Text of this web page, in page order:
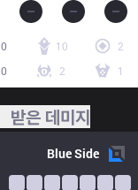
0 10
2
0
2 1
받은 데미지
BlueSide